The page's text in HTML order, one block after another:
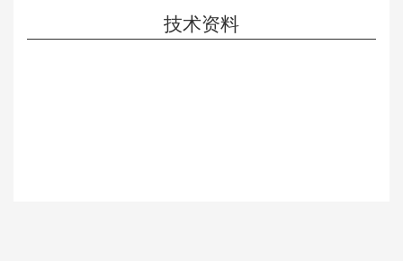
技术资料